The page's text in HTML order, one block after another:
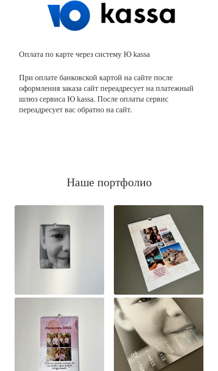
Оплата по карте через систему Ю kassa
При оплате банковской картой на сайте после
оформления заказа сайт переадресует на платежный
шлюз сервиса Ю kassa. После оплаты сервис
переадресует вас обратно на сайт.
Наше портфолио